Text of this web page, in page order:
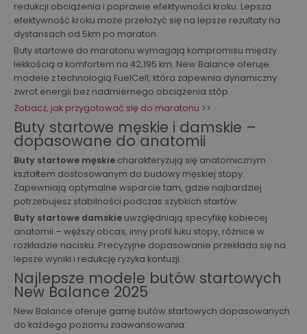
redukcji obciążenia i poprawie efektywności kroku. Lepsza
efektywność kroku może przełożyć się na lepsze rezultaty na
dystansach od 5km po maraton.
Buty startowe do maratonu wymagają kompromisu między
lekkością a komfortem na 42,195 km. New Balance oferuje
modele z technologią FuelCell, która zapewnia dynamiczny
zwrot energii bez nadmiernego obciążenia stóp.
Zobacz, jak przygotować się do maratonu >>
Buty startowe męskie i damskie –
dopasowane do anatomii
Buty startowe męskie charakteryzują się anatomicznym
kształtem dostosowanym do budowy męskiej stopy.
Zapewniają optymalne wsparcie tam, gdzie najbardziej
potrzebujesz stabilności podczas szybkich startów.
Buty startowe damskie uwzględniają specyfikę kobiecej
anatomii – węższy obcas, inny profil łuku stopy, różnice w
rozkładzie nacisku. Precyzyjne dopasowanie przekłada się na
lepsze wyniki i redukcję ryzyka kontuzji.
Najlepsze modele butów startowych
New Balance 2025
New Balance oferuje gamę butów startowych dopasowanych
do każdego poziomu zaawansowania: